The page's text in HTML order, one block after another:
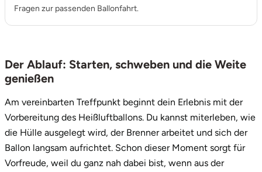
Fragen zur passenden Ballonfahrt.
Der Ablauf: Starten, schweben und die Weite
genießen
Am vereinbarten Treffpunkt beginnt dein Erlebnis mit der
Vorbereitung des Heißluftballons. Du kannst miterleben, wie
die Hülle ausgelegt wird, der Brenner arbeitet und sich der
Ballon langsam aufrichtet. Schon dieser Moment sorgt für
Vorfreude, weil du ganz nah dabei bist, wenn aus der